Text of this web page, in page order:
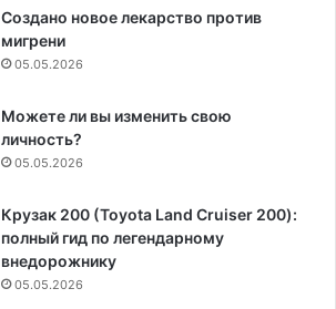
Создано новое лекарство против
мигрени
05.05.2026
Можете ли вы изменить свою
личность?
05.05.2026
Крузак 200 (Toyota Land Cruiser 200):
полный гид по легендарному
внедорожнику
05.05.2026